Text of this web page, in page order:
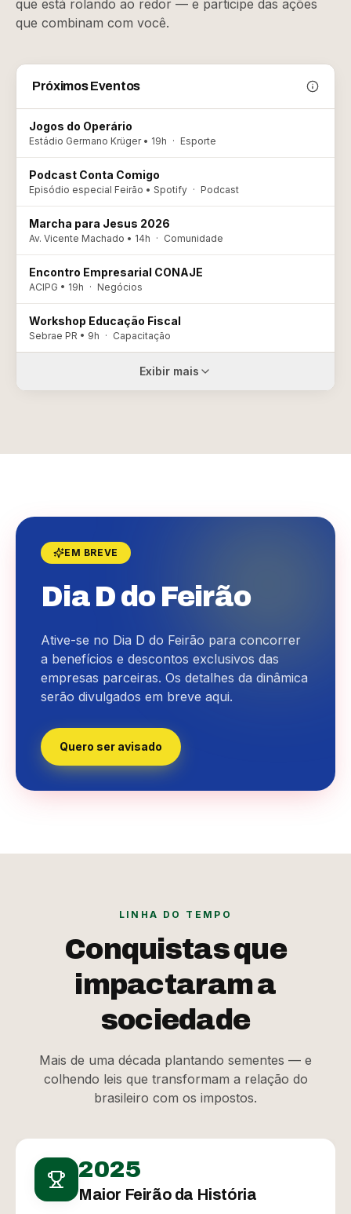
que está rolando ao redor — e participe das ações
que combinam com você.
Próximos Eventos
Jogos do Operário
Estádio Germano Krüger • 19h · Esporte
Podcast Conta Comigo
Episódio especial Feirão • Spotify · Podcast
Marcha para Jesus 2026
Av. Vicente Machado • 14h · Comunidade
Encontro Empresarial CONAJE
ACIPG • 19h · Negócios
Workshop Educação Fiscal
Sebrae PR • 9h · Capacitação
Exibir mais
EM BREVE
Dia D do Feirão
Ative-se no Dia D do Feirão para concorrer
a benefícios e descontos exclusivos das
empresas parceiras. Os detalhes da dinâmica
serão divulgados em breve aqui.
Quero ser avisado
LINHA DO TEMPO
Conquistas que
impactaram a
sociedade
Mais de uma década plantando sementes — e
colhendo leis que transformam a relação do
brasileiro com os impostos.
2025
Maior Feirão da História